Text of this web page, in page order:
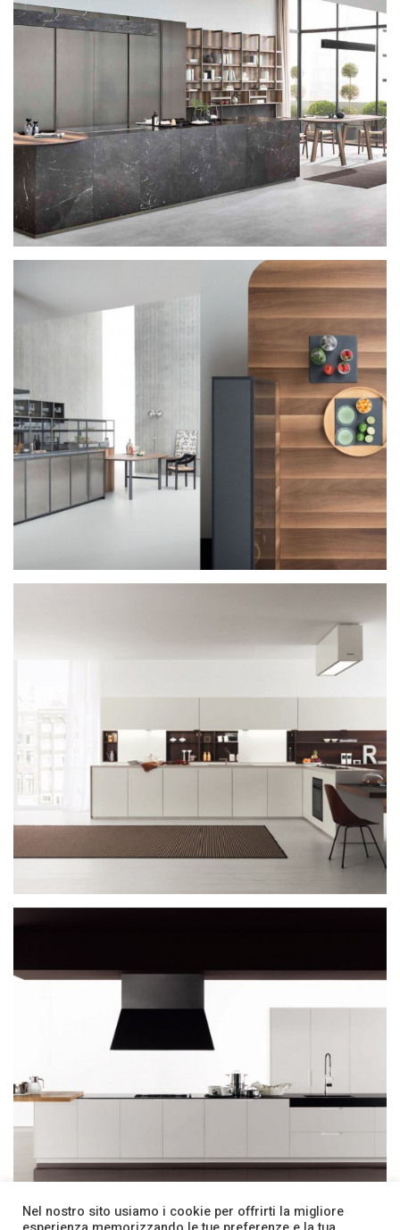
Nel nostro sito usiamo i cookie per offrirti la migliore